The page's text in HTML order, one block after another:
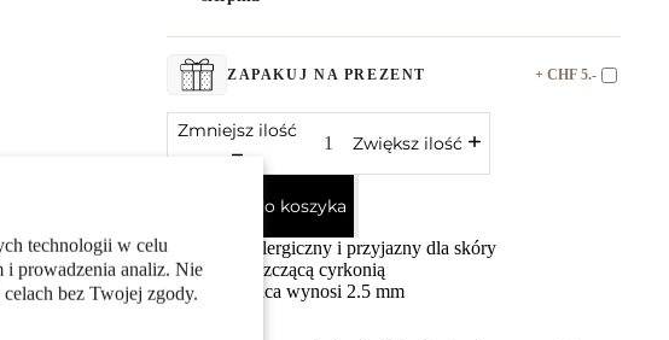
technologii w celu
i prowadzenia analiz. Nie
bez Twojej zgody.
ZAPAKUJ NA PREZENT + CHF 5.-
Zmniejsz ilość
Zwiększ ilość
Dodaj do koszyka
Antyalergiczny i przyjazny dla skóry
Z błyszczącą cyrkonią
Średnica wynosi 2.5 mm